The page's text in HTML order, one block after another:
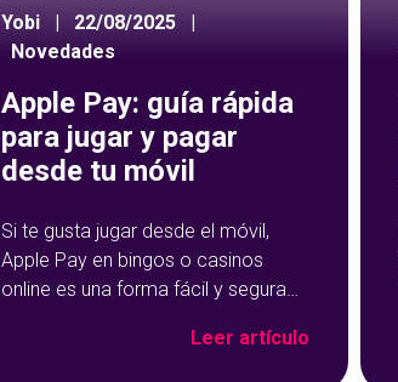
Yobi 22/08/2025
Novedades
Apple Pay: guía rápida
para jugar y pagar
desde tu móvil
Si te gusta jugar desde el móvil,
Apple Pay en bingos o casinos
online es una forma fácil y segura
método de pago se ha vuelto muy
Leer artículo